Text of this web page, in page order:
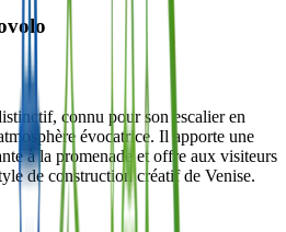
connu pour son escalier en
évocatrice. Il apporte une
à la promenade et offre aux visiteurs
de construction créatif de Venise.